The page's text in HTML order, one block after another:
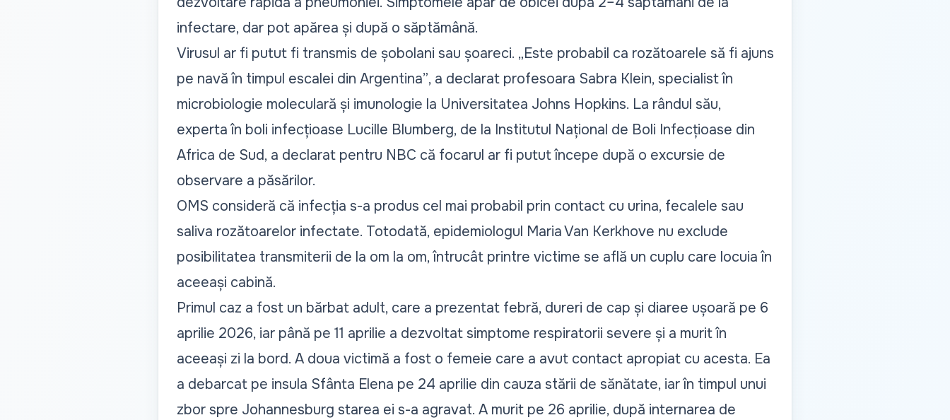
infectare, dar pot apărea și după o săptămână.
Virusul ar fi putut fi transmis de șobolani sau șoareci. „Este probabil ca rozătoarele să fi ajuns
pe navă în timpul escalei din Argentina”, a declarat profesoara Sabra Klein, specialist în
microbiologie moleculară și imunologie la Universitatea Johns Hopkins. La rândul său,
experta în boli infecțioase Lucille Blumberg, de la Institutul Național de Boli Infecțioase din
Africa de Sud, a declarat pentru NBC că focarul ar fi putut începe după o excursie de
observare a păsărilor.
OMS consideră că infecția s-a produs cel mai probabil prin contact cu urina, fecalele sau
saliva rozătoarelor infectate. Totodată, epidemiologul Maria Van Kerkhove nu exclude
posibilitatea transmiterii de la om la om, întrucât printre victime se află un cuplu care locuia în
aceeași cabină.
Primul caz a fost un bărbat adult, care a prezentat febră, dureri de cap și diaree ușoară pe 6
aprilie 2026, iar până pe 11 aprilie a dezvoltat simptome respiratorii severe și a murit în
aceeași zi la bord. A doua victimă a fost o femeie care a avut contact apropiat cu acesta. Ea
a debarcat pe insula Sfânta Elena pe 24 aprilie din cauza stării de sănătate, iar în timpul unui
zbor spre Johannesburg starea ei s-a agravat. A murit pe 26 aprilie, după internarea de